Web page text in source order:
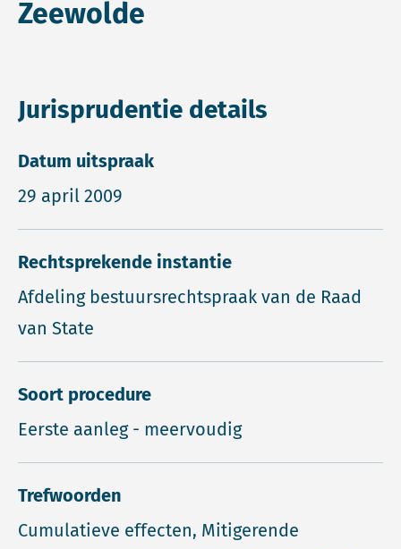
Zeewolde
Jurisprudentie details
Datum uitspraak
29 april 2009
Rechtsprekende instantie
Afdeling bestuursrechtspraak van de Raad
van State
Soort procedure
Eerste aanleg - meervoudig
Trefwoorden
Cumulatieve effecten, Mitigerende